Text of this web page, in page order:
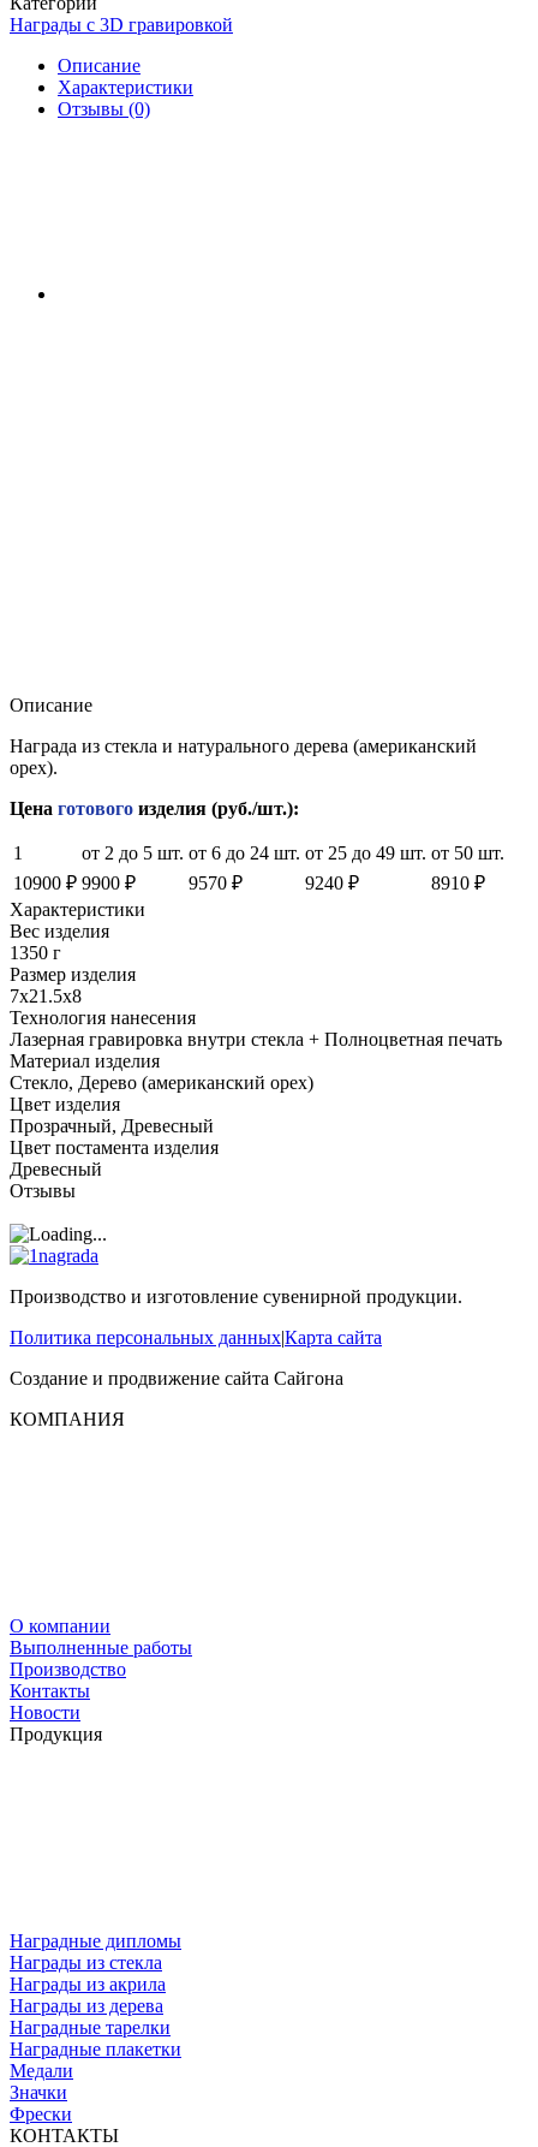
Награды с 3D гравировкой
Описание
Характеристики
Отзывы (0)
Описание
Награда из стекла и натурального дерева (американский
орех).
Цена готового изделия (руб./шт.):
1 от 2 до 5 шт. от 6 до 24 шт. от 25 до 49 шт. от 50 шт.
10900 ₽ 9900 ₽ 9570 ₽ 9240 ₽
8910 ₽
Характеристики
Вес изделия
1350 г
Размер изделия
7x21.5x8
Технология нанесения
Лазерная гравировка внутри стекла + Полноцветная печать
Материал изделия
Стекло, Дерево (американский орех)
Цвет изделия
Прозрачный, Древесный
Цвет постамента изделия
Древесный
Отзывы
Производство и изготовление сувенирной продукции.
Политика персональных данных|Карта сайта
Создание и продвижение сайта Сайгона
КОМПАНИЯ
О компании
Выполненные работы
Производство
Контакты
Новости
Продукция
Наградные дипломы
Награды из стекла
Награды из акрила
Награды из дерева
Наградные тарелки
Наградные плакетки
Медали
Значки
Фрески
КОНТАКТЫ